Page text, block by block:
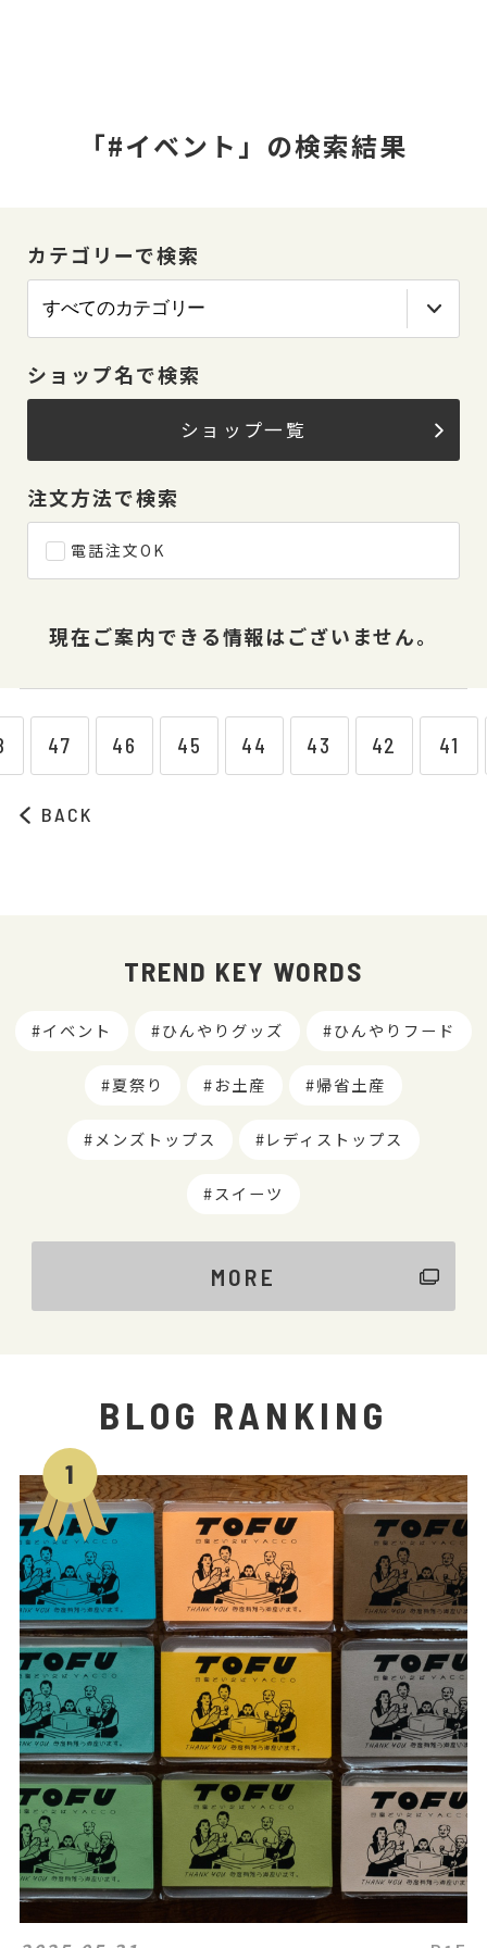
「#イベント」の検索結果
カテゴリーで検索
ショップ名で検索
ショップ一覧
注文方法で検索
電話注文OK
現在ご案内できる情報はございません。
BACK
47 46 45 44 43 42 41
TREND KEY WORDS
イベント ひんやりグッズ ひんやりフード
夏祭り お土産 帰省土産
メンズトップス レディストップス
スイーツ
MORE
BLOG RANKING